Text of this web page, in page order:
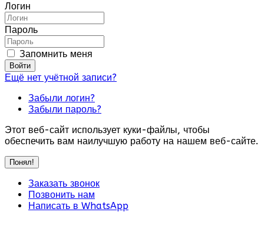
Логин
Пароль
Запомнить меня
Войти
Ещё нет учётной записи?
Забыли логин?
Забыли пароль?
Этот веб-сайт использует куки-файлы, чтобы
обеспечить вам наилучшую работу на нашем веб-сайте.
Понял!
Заказать звонок
Позвонить нам
Написать в WhatsApp